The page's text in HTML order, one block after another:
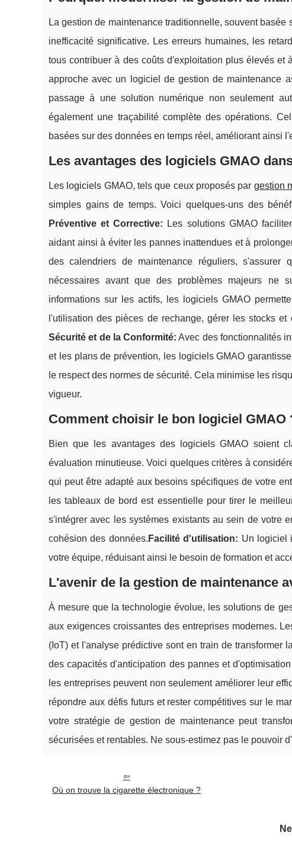
La gestion de maintenance traditionnelle, souvent
inefficacité significative. Les erreurs humaines, les
tous contribuer à des coûts d'exploitation plus élevés
approche avec un logiciel de gestion de maintenance
passage à une solution numérique non seulement
également une traçabilité complète des opérations.
basées sur des données en temps réel, améliorant ainsi
Les avantages des logiciels GMAO
Les logiciels GMAO, tels que ceux proposés par gestion
simples gains de temps. Voici quelques-uns des
Préventive et Corrective: Les solutions GMAO
aidant ainsi à éviter les pannes inattendues et à
des calendriers de maintenance réguliers,
nécessaires avant que des problèmes majeurs ne
informations sur les actifs, les logiciels GMAO
l'utilisation des pièces de rechange, gérer les stocks
Sécurité et de la Conformité: Avec des fonctionnalités
et les plans de prévention, les logiciels GMAO
le respect des normes de sécurité. Cela minimise les
vigueur.
Comment choisir le bon logiciel GMAO
Bien que les avantages des logiciels GMAO soient
évaluation minutieuse. Voici quelques critères à
qui peut être adapté aux besoins spécifiques de votre
les tableaux de bord est essentielle pour tirer le
s'intégrer avec les systèmes existants au sein de votre
cohésion des données. Facilité d'utilisation: Un logiciel
votre équipe, réduisant ainsi le besoin de formation et
L'avenir de la gestion de maintenance
À mesure que la technologie évolue, les solutions de
aux exigences croissantes des entreprises modernes.
(IoT) et l'analyse prédictive sont en train de transformer
des capacités d'anticipation des pannes et
les entreprises peuvent non seulement améliorer leur
répondre aux défis futurs et rester compétitives sur le
votre stratégie de gestion de maintenance peut
sécurisées et rentables. Ne sous-estimez pas le pouvoir
Où on trouve la cigarette électronique ?